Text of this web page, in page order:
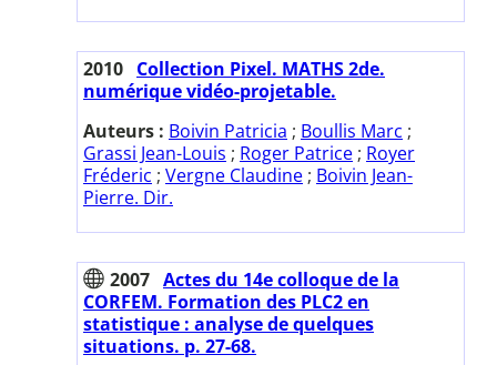
2010 Collection Pixel. MATHS 2de.
numérique vidéo-projetable.
Auteurs : Boivin Patricia ; Boullis Marc ;
Grassi Jean-Louis ; Roger Patrice ; Royer
Fréderic ; Vergne Claudine ; Boivin Jean-
Pierre. Dir.
2007 Actes du 14e colloque de la
CORFEM. Formation des PLC2 en
statistique : analyse de quelques
situations. p. 27-68.